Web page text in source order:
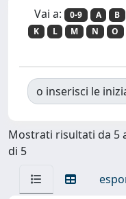
Vai a: 0-9 A B
K
L M N O
o inserisci le
Mostrati risultati da 5
di 5